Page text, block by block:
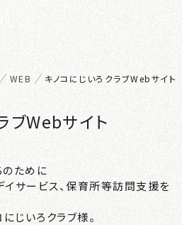
WEB キノコにじいろクラブWebサイト
ブWebサイト
ために
サービス、保育所等訪問支援を
じいろクラブ様。